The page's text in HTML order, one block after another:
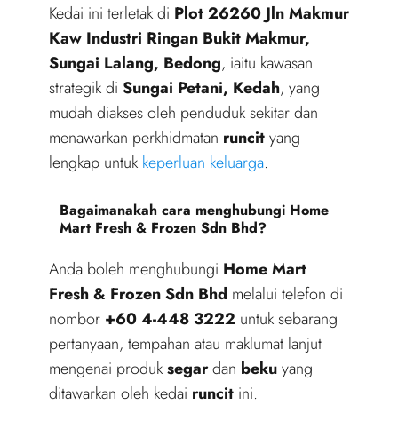
Kedai ini terletak di Plot 26260 Jln Makmur
Kaw Industri Ringan Bukit Makmur,
Sungai Lalang, Bedong, iaitu kawasan
strategik di Sungai Petani, Kedah, yang
mudah diakses oleh penduduk sekitar dan
menawarkan perkhidmatan runcityang
lengkap untuk keperluan keluarga.
Bagaimanakah cara menghubungi Home
Mart Fresh & Frozen Sdn Bhd?
Anda boleh menghubungi Home Mart
Fresh & Frozen Sdn Bhd melalui telefon di
nombor +60 4-448 3222 untuk sebarang
pertanyaan, tempahan atau maklumat lanjut
mengenai produksegardan bekuyang
ditawarkan oleh kedai runcit ini.